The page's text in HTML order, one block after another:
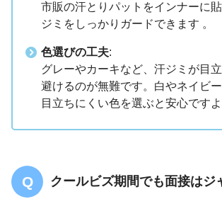
市販の汗とりパットをインナーに
ジミをしっかりガードできます 。
色選びの工夫:
グレーやカーキなど、汗ジミが目
避けるのが無難です。白やネイビ
目立ちにくい色を選ぶと安心ですよ
クールビズ期間でも面接はジ